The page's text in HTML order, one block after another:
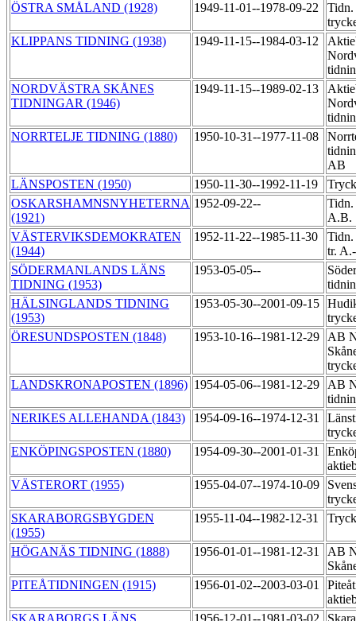
ÖSTRA SMÅLAND (1928)
1949-11-01--1978-09-22
Tidn.
KLIPPANS TIDNING (1938)
1949-11-15--1984-03-12
NORDVÄSTRA SKÅNES
TIDNINGAR (1946)
1949-11-15--1989-02-13
NORRTELJE TIDNING (1880)
1950-10-31--1977-11-08
AB
LÄNSPOSTEN (1950)
1950-11-30--1992-11-19
OSKARSHAMNSNYHETERNA
(1921)
1952-09-22--
Tidn.
A.B.
VÄSTERVIKSDEMOKRATEN
(1944)
1952-11-22--1985-11-30
Tidn.
tr.
SÖDERMANLANDS LÄNS
TIDNING (1953)
1953-05-05--
HÄLSINGLANDS TIDNING
(1953)
1953-05-30--2001-09-15
ÖRESUNDSPOSTEN (1848)
1953-10-16--1981-12-29
AB
LANDSKRONAPOSTEN (1896) 1954-05-06--1981-12-29
AB
NERIKES ALLEHANDA (1843)
1954-09-16--1974-12-31
ENKÖPINGSPOSTEN (1880)
1954-09-30--2001-01-31
VÄSTERORT (1955)
1955-04-07--1974-10-09
SKARABORGSBYGDEN
(1955)
1955-11-04--1982-12-31
HÖGANÄS TIDNING (1888) 1956-01-01--1981-12-31
AB
PITEÅTIDNINGEN (1915)
1956-01-02--2003-03-01